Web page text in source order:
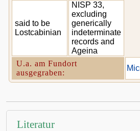
said to be
Lostcabinian
NISP 33,
excluding
generically
indeterminate
records and
Ageina
U.a. am Fundort
ausgegraben:
Literatur